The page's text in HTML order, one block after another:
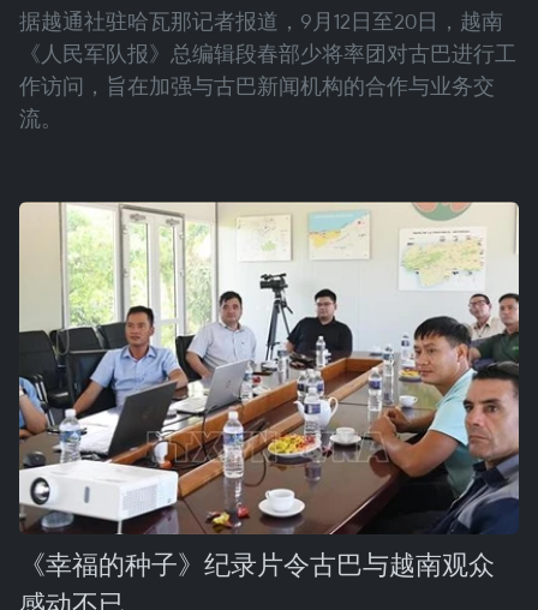
据越通社驻哈瓦那记者报道，9月12日至20日，越南
《人民军队报》总编辑段春部少将率团对古巴进行工
作访问，旨在加强与古巴新闻机构的合作与业务交
流。
《幸福的种子》纪录片令古巴与越南观众